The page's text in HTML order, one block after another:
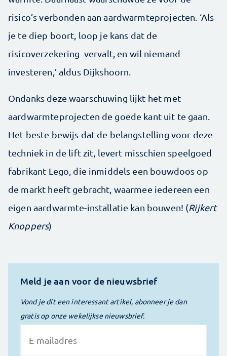
risico’s verbonden aan aardwarmteprojecten. ‘Als
je te diep boort, loop je kans dat de
risicoverzekering vervalt, en wil niemand
investeren,’ aldus Dijkshoorn.
Ondanks deze waarschuwing lijkt het met
aardwarmteprojecten de goede kant uit te gaan.
Het beste bewijs dat de belangstelling voor deze
techniek in de lift zit, levert misschien speelgoed
fabrikant Lego, die inmiddels een bouwdoos op
de markt heeft gebracht, waarmee iedereen een
eigen aardwarmte-installatie kan bouwen! (Rijkert
Knoppers)
Meld je aan voor de nieuwsbrief
Vond je dit een interessant artikel, abonneer je dan
gratis op onze wekelijkse nieuwsbrief.